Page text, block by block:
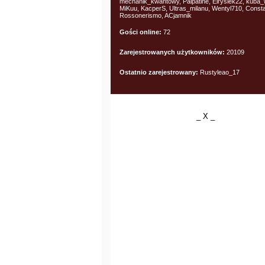
MiKuu, KacperS, Ultras_milanu, Wentyl710,
Rossonerismo, ACjamnik
Gości online: 72
Zarejestrowanych użytkowników: 20109
Ostatnio zarejestrowany: Rustyleao_17
_ X _